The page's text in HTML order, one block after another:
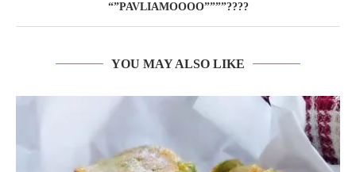
“”PAVLIAMOOOO””””????
YOU MAY ALSO LIKE